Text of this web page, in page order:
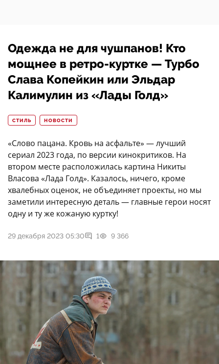
Одежда не для чушпанов! Кто
мощнее в ретро-куртке — Турбо
Слава Копейкин или Эльдар
Калимулин из «Лады Голд»
СТИЛЬ НОВОСТИ
«Слово пацана. Кровь на асфальте» — лучший
сериал 2023 года, по версии кинокритиков. На
втором месте расположилась картина Никиты
Власова «Лада Голд». Казалось, ничего, кроме
хвалебных оценок, не объединяет проекты, но мы
заметили интересную деталь — главные герои носят
одну и ту же кожаную куртку!
29 декабря 2023 05:30 1 9 366